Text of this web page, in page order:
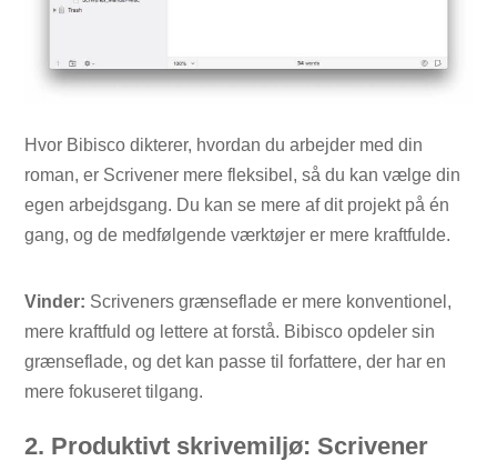
Hvor Bibisco dikterer, hvordan du arbejder med din
roman, er Scrivener mere fleksibel, så du kan vælge din
egen arbejdsgang. Du kan se mere af dit projekt på én
gang, og de medfølgende værktøjer er mere kraftfulde.
Vinder: Scriveners grænseflade er mere konventionel,
mere kraftfuld og lettere at forstå. Bibisco opdeler sin
grænseflade, og det kan passe til forfattere, der har en
mere fokuseret tilgang.
2. Produktivt skrivemiljø: Scrivener